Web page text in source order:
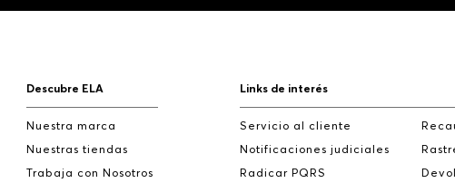
Descubre ELA
Nuestra marca
Nuestras tiendas
Trabaja con Nosotros
Links de interés
Servicio al cliente
Notificaciones judiciales
Radicar PQRS